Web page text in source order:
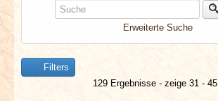
NEUESTE ARTIKEL
NEWS & DATES
BERICHTE
Erweiterte Suche
Filters
129 Ergebnisse - zeige 31 - 45